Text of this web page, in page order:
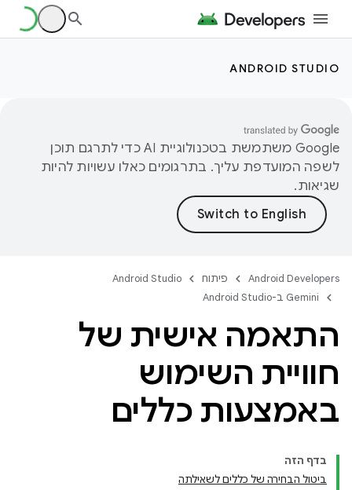
ANDROID STUDIO
‫Google משתמשת בטכנולוגיית AI כדי לתרגם תוכן
לשפה המועדפת עליך. בתרגומים כאלו עשויות להיות
שגיאות.
Android Developers פיתוח
Android Studio
‫Gemini ב-Android Studio
התאמה אישית של
חוויית השימוש
באמצעות כללים
בדף הזה
ביטול הבחירה של כללים לשאילתה